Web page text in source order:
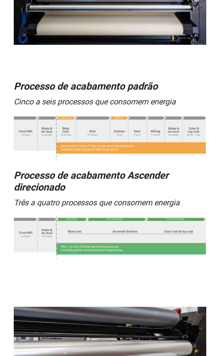
Processo de acabamento padrão
Cinco a seis processos que consomem energia
Processo de acabamento Ascender
direcionado
Três a quatro processos que consomem energia